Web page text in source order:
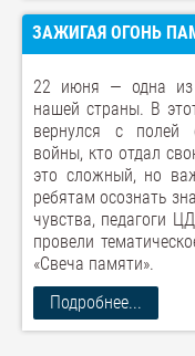
ЗАЖИГАЯ ОГОНЬ
22 июня — одна из
нашей страны. В
вернулся с полей
войны, кто отдал
это сложный, но
ребятам осознать
чувства, педагоги
провели
«Свеча памяти».
Подробнее...